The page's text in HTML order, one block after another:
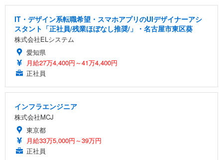
IT・デザイン系転職希望・スマホアプリのUIデザイナーアシ
スタント「正社員/残業ほぼなし推奨/」・名古屋市東区葵
株式会社ELシステム
愛知県
月給27万4,400円～41万4,400円
正社員
インフラエンジニア
株式会社MCJ
東京都
月給33万5,000円～39万円
正社員